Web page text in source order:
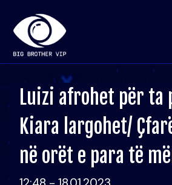
Luizi afrohet për ta
Kiara largohet/
në orët e para të